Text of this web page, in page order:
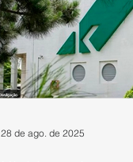
28 de ago. de 2025